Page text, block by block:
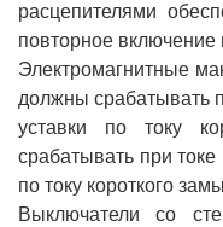
расцепителями
повторное включение
Электромагнитные
должны срабатывать
уставки по току
срабатывать при
по току короткого
Выключатели со